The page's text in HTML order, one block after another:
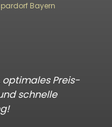
Bayern
Preis-
schnelle